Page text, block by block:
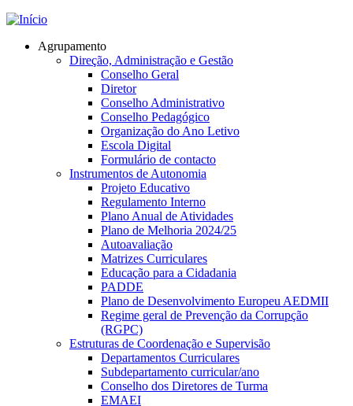
Jump to navigation
Agrupamento
Direção, Administração e Gestão
Conselho Geral
Diretor
Conselho Administrativo
Conselho Pedagógico
Organização do Ano Letivo
Escola Digital
Formulário de contacto
Instrumentos de Autonomia
Projeto Educativo
Regulamento Interno
Plano Anual de Atividades
Plano de Melhoria 2024/25
Autoavaliação
Matrizes Curriculares
Educação para a Cidadania
PADDE
Plano de Desenvolvimento Europeu AEDMII
Regime geral de Prevenção da Corrupção
(RGPC)
Estruturas de Coordenação e Supervisão
Departamentos Curriculares
Subdepartamento curricular/ano
Conselho dos Diretores de Turma
EMAEI